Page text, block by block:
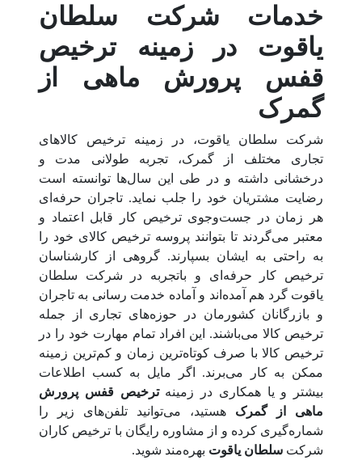
خدمات شرکت سلطان
یاقوت در زمینه ترخیص
قفس پرورش ماهی از
گمرک
شرکت سلطان یاقوت، در زمینه ترخیص کالاهای
تجاری مختلف از گمرک، تجربه طولانی مدت و
درخشانی داشته و در طی این سال‌ها توانسته است
رضایت مشتریان خود را جلب نماید. تاجران حرفه‌ای
هر زمان در جست‌وجوی ترخیص کار قابل اعتماد و
معتبر می‌گردند تا بتوانند پروسه ترخیص کالای خود را
به راحتی به ایشان بسپارند. گروهی از کارشناسان
ترخیص کار حرفه‌ای و باتجربه در شرکت سلطان
یاقوت گرد هم آمده‌اند و آماده خدمت رسانی به تاجران
و بازرگانان کشورمان در حوزه‌های تجاری از جمله
ترخیص کالا می‌باشند. این افراد تمام مهارت خود را در
ترخیص کالا با صرف کوتاه‌ترین زمان و کم‌ترین زمینه
ممکن به کار می‌برند. اگر مایل به کسب اطلاعات
بیشتر و یا همکاری در زمینهترخیص قفس پرورش
ماهی از گمرک هستید، می‌توانید تلفن‌های زیر را
شماره‌گیری کرده و از مشاوره رایگان با ترخیص کاران
شرکت سلطان یاقوت بهره‌مند شوید.